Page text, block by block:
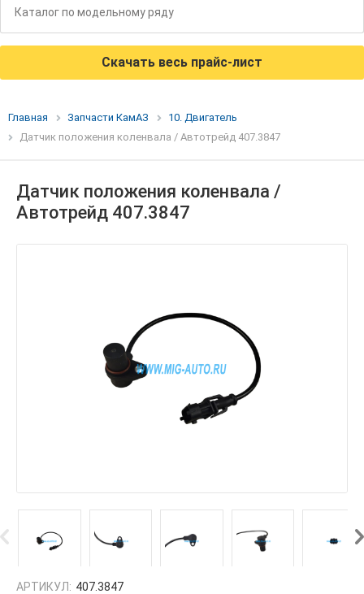
Каталог по модельному ряду
Скачать весь прайс-лист
Главная Запчасти КамАЗ
10. Двигатель
Датчик положения коленвала / Автотрейд 407.3847
Датчик положения коленвала /
Автотрейд 407.3847
АРТИКУЛ: 407.3847